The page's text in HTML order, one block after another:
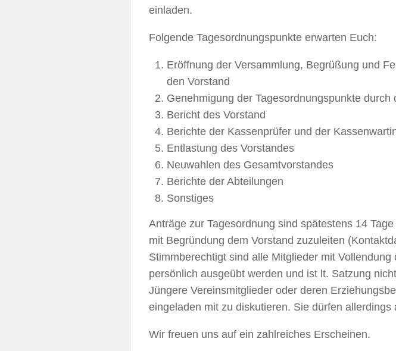
einladen.
Folgende Tagesordnungspunkte erwarten Euch:
Eröffnung der Versammlung, Begrüßung und
den Vorstand
Genehmigung der Tagesordnungspunkte durch
Bericht des Vorstand
Berichte der Kassenprüfer und der
Entlastung des Vorstandes
Neuwahlen des Gesamtvorstandes
Berichte der Abteilungen
Sonstiges
Anträge zur Tagesordnung sind spätestens 14
mit Begründung dem Vorstand zuzuleiten
Stimmberechtigt sind alle Mitglieder mit
persönlich ausgeübt werden und ist lt. Satzung
Jüngere Vereinsmitglieder oder deren
eingeladen mit zu diskutieren. Sie dürfen
Wir freuen uns auf ein zahlreiches Erscheinen.